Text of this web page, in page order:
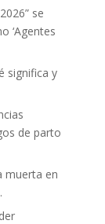
se
‘Agentes
significa y
de parto
muerta en